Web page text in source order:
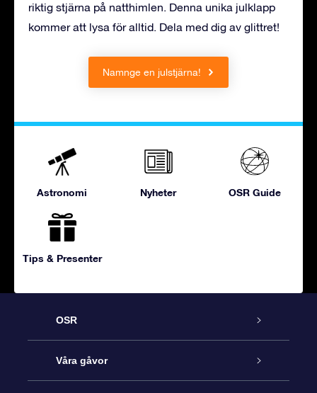
riktig stjärna på natthimlen. Denna unika julklapp
kommer att lysa för alltid. Dela med dig av glittret!
Namnge en julstjärna!
Astronomi Nyheter OSR Guide
Tips & Presenter
OSR
Kundtjänst
Våra gåvor